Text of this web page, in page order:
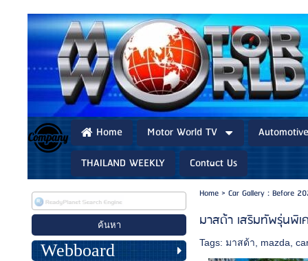
Home Motor World TV
THAILAND WEEKLY
Contact Us
Webboard
Home> Car Gallery : Before
มาสด้า เสริมทัพรุ่นพิ
Tags:มาสด้า mazda ,